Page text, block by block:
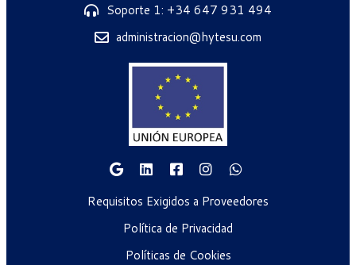
Soporte 1: +34 647 931 494
administracion@hytesu.com
Requisitos Exigidos a Proveedores
Política de Privacidad
Políticas de Cookies